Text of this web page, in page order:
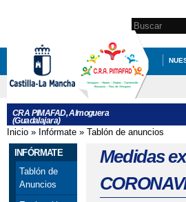
contenido
principal
Search this
CRA PIMAFAD, Almoguera
(Guadalajara)
Se encuentra usted
Inicio » Infórmate » Tablón de anuncios
INFÓRMATE
Tablón de
Anuncios
Medidas